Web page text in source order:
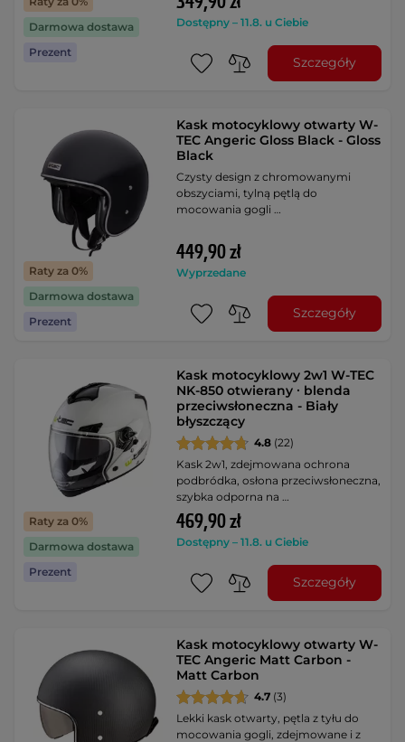
Darmowa dostawa
Prezent
Dostępny – 11.8. u Ciebie
Szczegóły
Raty za 0%
Darmowa dostawa
Prezent
Kask motocyklowy otwarty W-
TEC Angeric Gloss Black - Gloss
Black
Czysty design z chromowanymi
obszyciami, tylną pętlą do
mocowania gogli …
449,90 zł
Wyprzedane
Szczegóły
Raty za 0%
Darmowa dostawa
Prezent
Kask motocyklowy 2w1 W-TEC
NK-850 otwierany ∙ blenda
przeciwsłoneczna - Biały
błyszczący
4.8 (22)
Kask 2w1, zdejmowana ochrona
podbródka, osłona przeciwsłoneczna,
szybka odporna na …
469,90 zł
Dostępny – 11.8. u Ciebie
Szczegóły
Kask motocyklowy otwarty W-
TEC Angeric Matt Carbon -
Matt Carbon
4.7 (3)
Lekki kask otwarty, pętla z tyłu do
mocowania gogli, zdejmowane i z